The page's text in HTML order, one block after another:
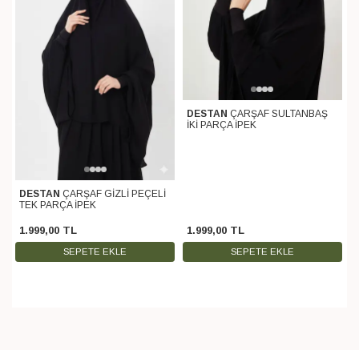
DESTAN ÇARŞAF GİZLİ PEÇELİ
TEK PARÇA İPEK
1.999,00 TL
SEPETE EKLE
DESTAN ÇARŞAF SULTANBAŞ
İKİ PARÇA İPEK
1.999,00 TL
SEPETE EKLE